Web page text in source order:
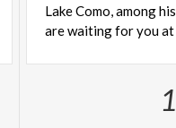
Lake Como, among
are waiting for you
1